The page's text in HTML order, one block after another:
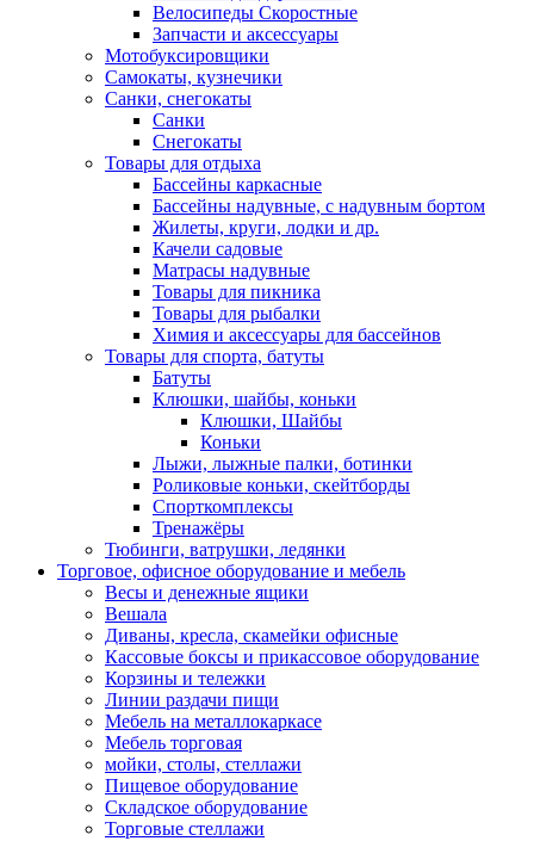
Велосипеды Скоростные
Запчасти и аксессуары
Мотобуксировщики
Самокаты, кузнечики
Санки, снегокаты
Санки
Снегокаты
Товары для отдыха
Бассейны каркасные
Бассейны надувные, с надувным бортом
Жилеты, круги, лодки и др.
Качели садовые
Матрасы надувные
Товары для пикника
Товары для рыбалки
Химия и аксессуары для бассейнов
Товары для спорта, батуты
Батуты
Клюшки, шайбы, коньки
Клюшки, Шайбы
Коньки
Лыжи, лыжные палки, ботинки
Роликовые коньки, скейтборды
Спорткомплексы
Тренажёры
Тюбинги, ватрушки, ледянки
Торговое, офисное оборудование и мебель
Весы и денежные ящики
Вешала
Диваны, кресла, скамейки офисные
Кассовые боксы и прикассовое оборудование
Корзины и тележки
Линии раздачи пищи
Мебель на металлокаркасе
Мебель торговая
мойки, столы, стеллажи
Пищевое оборудование
Складское оборудование
Торговые стеллажи